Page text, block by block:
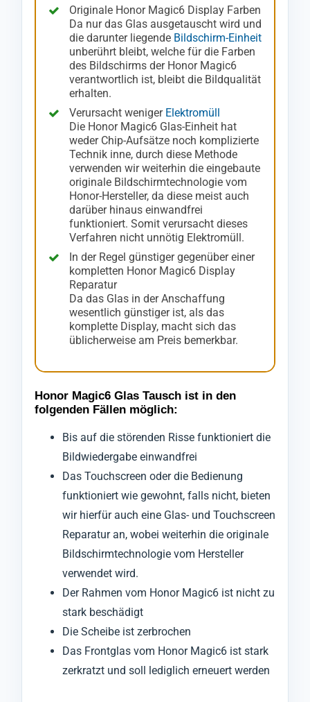
Originale Honor Magic6 Display Farben
Da nur das Glas ausgetauscht wird und
die darunter liegende Bildschirm-Einheit
unberührt bleibt, welche für die Farben
des Bildschirms der Honor Magic6
verantwortlich ist, bleibt die Bildqualität
erhalten.
Verursacht weniger Elektromüll
Die Honor Magic6 Glas-Einheit hat
weder Chip-Aufsätze noch komplizierte
Technik inne, durch diese Methode
verwenden wir weiterhin die eingebaute
originale Bildschirmtechnologie vom
Honor-Hersteller, da diese meist auch
darüber hinaus einwandfrei
funktioniert. Somit verursacht dieses
Verfahren nicht unnötig Elektromüll.
In der Regel günstiger gegenüber einer
kompletten Honor Magic6 Display
Reparatur
Da das Glas in der Anschaffung
wesentlich günstiger ist, als das
komplette Display, macht sich das
üblicherweise am Preis bemerkbar.
Honor Magic6 Glas Tausch ist in den
folgenden Fällen möglich:
Bis auf die störenden Risse funktioniert die
Bildwiedergabe einwandfrei
Das Touchscreen oder die Bedienung
funktioniert wie gewohnt, falls nicht, bieten
wir hierfür auch eine Glas- und Touchscreen
Reparatur an, wobei weiterhin die originale
Bildschirmtechnologie vom Hersteller
verwendet wird.
Der Rahmen vom Honor Magic6 ist nicht zu
stark beschädigt
Die Scheibe ist zerbrochen
Das Frontglas vom Honor Magic6 ist stark
zerkratzt und soll lediglich erneuert werden